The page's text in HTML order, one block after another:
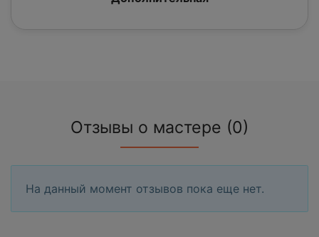
Отзывы о мастере (0)
На данный момент отзывов пока еще нет.